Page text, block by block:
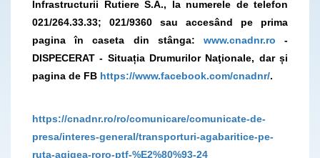
Infrastructurii Rutiere S.A., la numerele de telefon
021/264.33.33; 021/9360 sau accesând pe prima
pagina în caseta din stânga: www.cnadnr.ro -
DISPECERAT - Situația Drumurilor Naţionale, dar și
pagina de FB https://www.facebook.com/cnadnr/.
https://cnadnr.ro/ro/comunicare/comunicate-de-
presa/interes-general/transporturi-agabaritice-pe-
ruta-agigea-roro-ptf-%E2%80%93-24